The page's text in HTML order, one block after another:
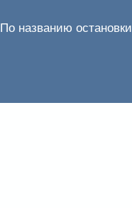
По названию остановки